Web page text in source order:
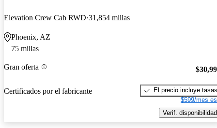
Elevation Crew Cab RWD 31,854 millas
Phoenix, AZ
75 millas
Gran oferta
Certificados por el fabricante
El precio incluye tasas
$599/mes
Verif. disponibilidad